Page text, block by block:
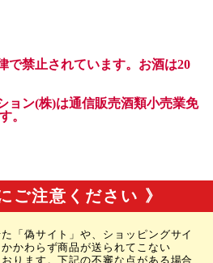
ご注意ください 》
「偽サイト」や、ショッピングサイ
かわらず商品が送られてこない
ります。下記の不審な点がある場合